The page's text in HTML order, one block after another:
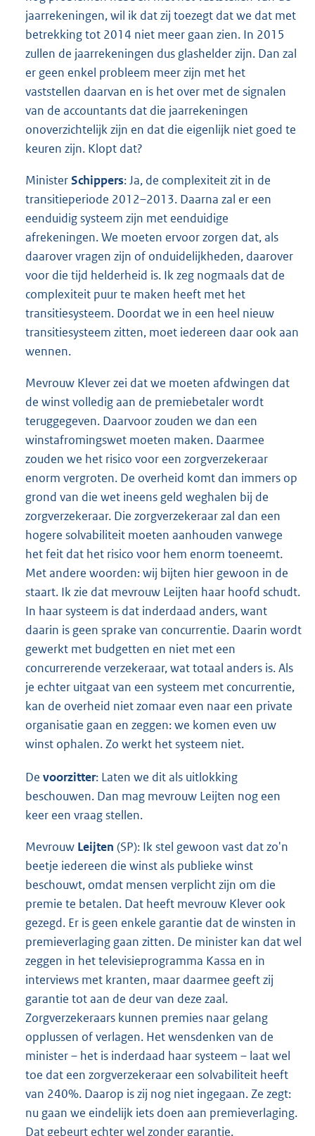
jaarrekeningen, wil ik dat zij toezegt dat we dat met
betrekking tot 2014 niet meer gaan zien. In 2015
zullen de jaarrekeningen dus glashelder zijn. Dan zal
er geen enkel probleem meer zijn met het
vaststellen daarvan en is het over met de signalen
van de accountants dat die jaarrekeningen
onoverzichtelijk zijn en dat die eigenlijk niet goed te
keuren zijn. Klopt dat?
MinisterSchippers: Ja, de complexiteit zit in de
transitieperiode 2012–2013. Daarna zal er een
eenduidig systeem zijn met eenduidige
afrekeningen. We moeten ervoor zorgen dat, als
daarover vragen zijn of onduidelijkheden, daarover
voor die tijd helderheid is. Ik zeg nogmaals dat de
complexiteit puur te maken heeft met het
transitiesysteem. Doordat we in een heel nieuw
transitiesysteem zitten, moet iedereen daar ook aan
wennen.
Mevrouw Klever zei dat we moeten afdwingen dat
de winst volledig aan de premiebetaler wordt
teruggegeven. Daarvoor zouden we dan een
winstafromingswet moeten maken. Daarmee
zouden we het risico voor een zorgverzekeraar
enorm vergroten. De overheid komt dan immers op
grond van die wet ineens geld weghalen bij de
zorgverzekeraar. Die zorgverzekeraar zal dan een
hogere solvabiliteit moeten aanhouden vanwege
het feit dat het risico voor hem enorm toeneemt.
Met andere woorden: wij bijten hier gewoon in de
staart. Ik zie dat mevrouw Leijten haar hoofd schudt.
In haar systeem is dat inderdaad anders, want
daarin is geen sprake van concurrentie. Daarin wordt
gewerkt met budgetten en niet met een
concurrerende verzekeraar, wat totaal anders is. Als
je echter uitgaat van een systeem met concurrentie,
kan de overheid niet zomaar even naar een private
organisatie gaan en zeggen: we komen even uw
winst ophalen. Zo werkt het systeem niet.
De voorzitter: Laten we dit als uitlokking
beschouwen. Dan mag mevrouw Leijten nog een
keer een vraag stellen.
Mevrouw Leijten (SP): Ik stel gewoon vast dat zo'n
beetje iedereen die winst als publieke winst
beschouwt, omdat mensen verplicht zijn om die
premie te betalen. Dat heeft mevrouw Klever ook
gezegd. Er is geen enkele garantie dat de winsten in
premieverlaging gaan zitten. De minister kan dat wel
zeggen in het televisieprogramma Kassa en in
interviews met kranten, maar daarmee geeft zij
garantie tot aan de deur van deze zaal.
Zorgverzekeraars kunnen premies naar gelang
opplussen of verlagen. Het wensdenken van de
minister – het is inderdaad haar systeem – laat wel
toe dat een zorgverzekeraar een solvabiliteit heeft
van 240%. Daarop is zij nog niet ingegaan. Ze zegt:
nu gaan we eindelijk iets doen aan premieverlaging.
Dat gebeurt echter wel zonder garantie.